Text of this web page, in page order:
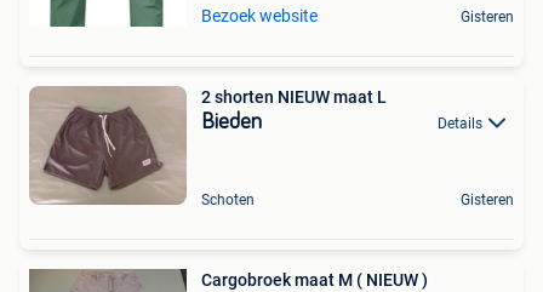
Bezoek website Gisteren
2 shorten NIEUW maat L
Bieden Details
Schoten Gisteren
Cargobroek maat M ( NIEUW )